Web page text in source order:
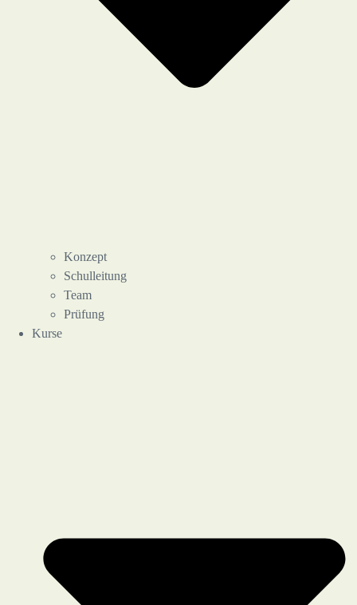
Konzept
Schulleitung
Team
Prüfung
Kurse